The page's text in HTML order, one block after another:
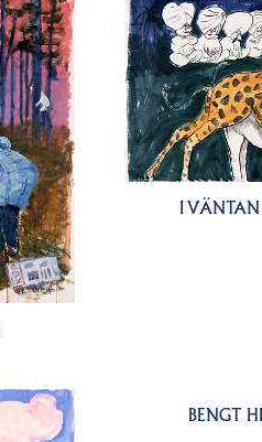
I VÄNTAN
BENGT